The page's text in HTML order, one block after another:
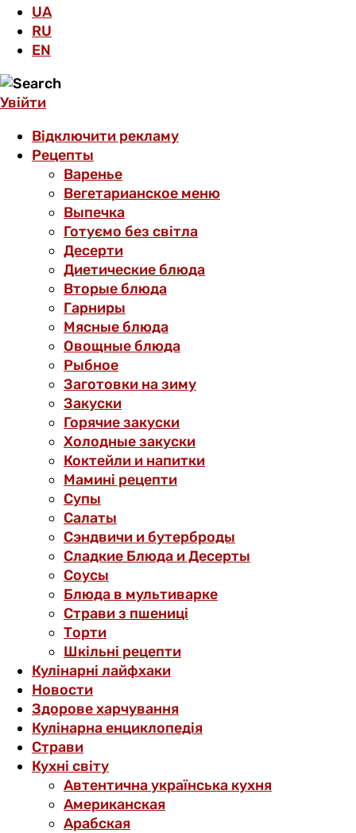
UA
RU
EN
Увійти
Відключити рекламу
Рецепты
Варенье
Вегетарианское меню
Выпечка
Готуємо без світла
Десерти
Диетические блюда
Вторые блюда
Гарниры
Мясные блюда
Овощные блюда
Рыбное
Заготовки на зиму
Закуски
Горячие закуски
Холодные закуски
Коктейли и напитки
Мамині рецепти
Супы
Салаты
Сэндвичи и бутерброды
Сладкие Блюда и Десерты
Соусы
Блюда в мультиварке
Страви з пшениці
Торти
Шкільні рецепти
Кулінарні лайфхаки
Новости
Здорове харчування
Кулінарна енциклопедія
Страви
Кухні світу
Автентична українська кухня
Американская
Арабская